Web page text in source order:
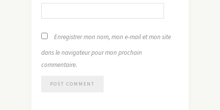
Enregistrer mon nom, mon e-mail et mon site
dans le navigateur pour mon prochain
commentaire.